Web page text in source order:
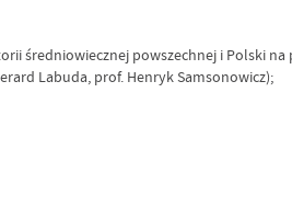
średniowiecznej powszechnej i Polski
Labuda, prof. Henryk Samsonowicz);